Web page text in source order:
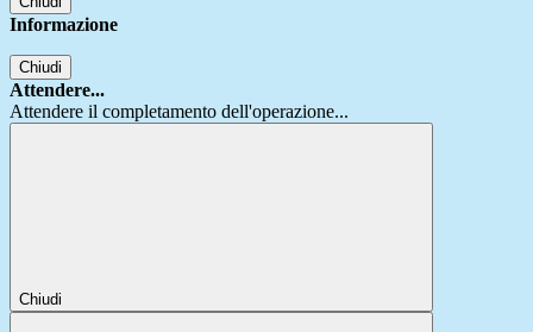
Informazione
Chiudi
Attendere...
Attendere il completamento dell'operazione...
Chiudi